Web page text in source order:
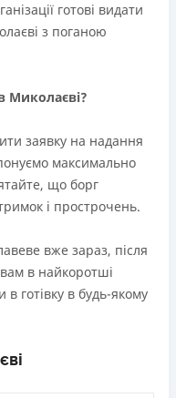
готові видати
з поганою
Миколаєві?
заявку на надання
максимально
що борг
і прострочень.
вже зараз, після
в найкоротші
готівку в будь-якому